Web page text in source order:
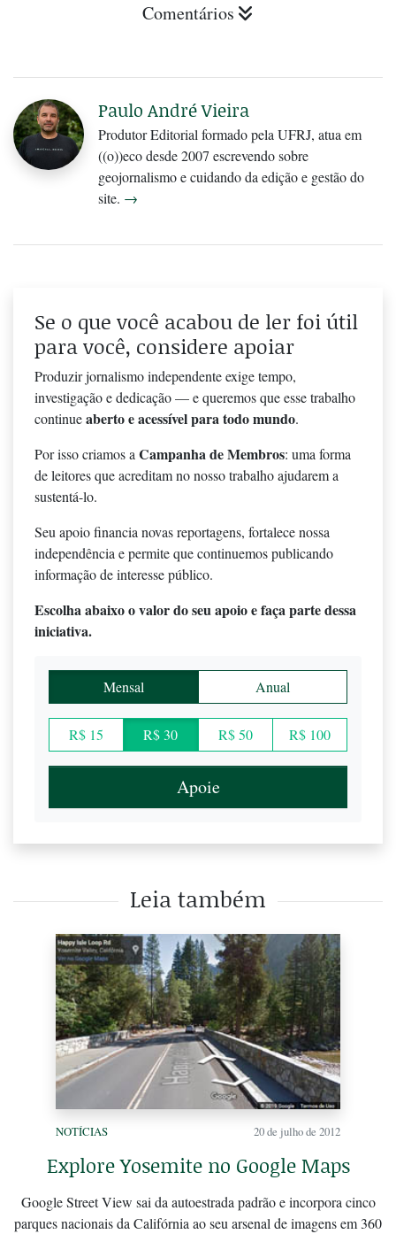
Comentários
Paulo André Vieira
Produtor Editorial formado pela UFRJ, atua em
((o))eco desde 2007 escrevendo sobre
geojornalismo e cuidando da edição e gestão do
site. →
Se o que você acabou de ler foi útil
para você, considere apoiar
Produzir jornalismo independente exige tempo,
investigação e dedicação — e queremos que esse trabalho
continueaberto e acessível para todo mundo.
Por isso criamos aCampanha de Membros: uma forma
de leitores que acreditam no nosso trabalho ajudarem a
sustentá-lo.
Seu apoio financia novas reportagens, fortalece nossa
independência e permite que continuemos publicando
informação de interesse público.
Escolha abaixo o valor do seu apoio e faça parte dessa
iniciativa.
Mensal Anual
R$ 15 R$ 30 R$ 50 R$ 100
Apoie
Leia também
NOTÍCIAS 20 de julho de 2012
Explore Yosemite no Google Maps
Google Street View sai da autoestrada padrão e incorpora cinco
parques nacionais da Califórnia ao seu arsenal de imagens em 360